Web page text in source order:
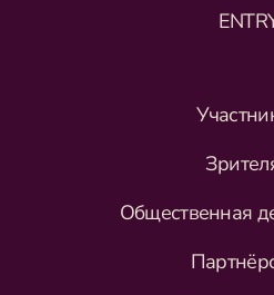
Общественная